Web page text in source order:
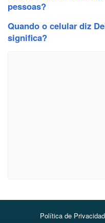
pessoas?
Quando o celular diz
significa?
Política de